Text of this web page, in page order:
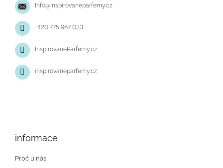
Info@inspirovaneparfemy.cz
+420 775 967 033
InspirovaneParfemy.cz
inspirovaneparfemy.cz
informace
Proč u nás